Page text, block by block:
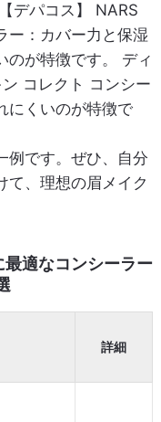
デパコス】 NARS
ー：カバー力と保湿
のが特徴です。 ディ
コレクト コンシー
にくいのが特徴で
例です。ぜひ、自分
て、理想の眉メイク
最適なコンシーラー
詳細